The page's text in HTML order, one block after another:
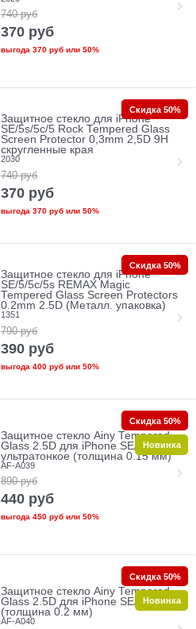
740 руб
370 руб
выгода 370 рубили 50%
Защитное стекло для iPhone
SE/5s/5с/5 Rock Tempered Glass
Screen Protector 0,3mm 2,5D 9H
скругленные края
2030
740 руб
370 руб
выгода 370 рубили 50%
Скидка 50%
Защитное стекло для iPhone
SE/5/5c/5s REMAX Magic
Tempered Glass Screen Protectors
0.2mm 2.5D (Металл. упаковка)
1351
790 руб
390 руб
выгода 400 рубили 50%
Скидка 50%
Защитное стекло Ainy Tempered
Glass 2.5D для iPhone SE/5/5c/5s
ультратонкое (толщина 0.15 мм)
AF-A039
890 руб
440 руб
выгода 450 рубили 50%
Скидка 50%
Новинка
Защитное стекло Ainy Tempered
Glass 2.5D для iPhone SE/5/5c/5s
(толщина 0.2 мм)
AF-A040
Скидка 50%
Новинка